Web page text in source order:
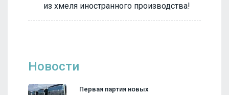
из хмеля иностранного производства!
Новости
Первая партия новых